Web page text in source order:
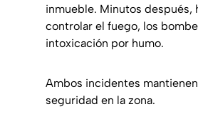
inmueble. Minutos después,
controlar el fuego, los
intoxicación por humo.
Ambos incidentes
seguridad en la zona.